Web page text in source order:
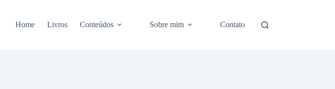
Home Livros Conteúdos Sobre mim Contato